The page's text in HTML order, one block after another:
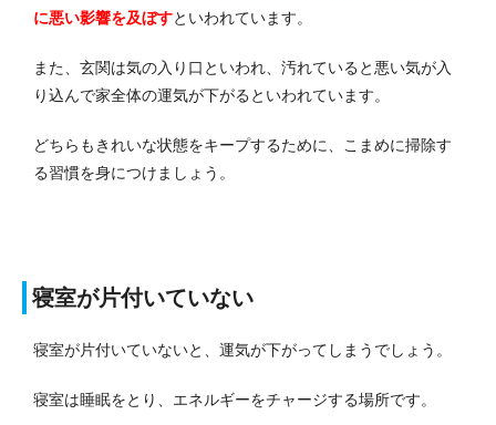
に悪い影響を及ぼすといわれています。
また、玄関は気の入り口といわれ、汚れていると悪い気が入
り込んで家全体の運気が下がるといわれています。
どちらもきれいな状態をキープするために、こまめに掃除す
る習慣を身につけましょう。
寝室が片付いていない
寝室が片付いていないと、運気が下がってしまうでしょう。
寝室は睡眠をとり、エネルギーをチャージする場所です。